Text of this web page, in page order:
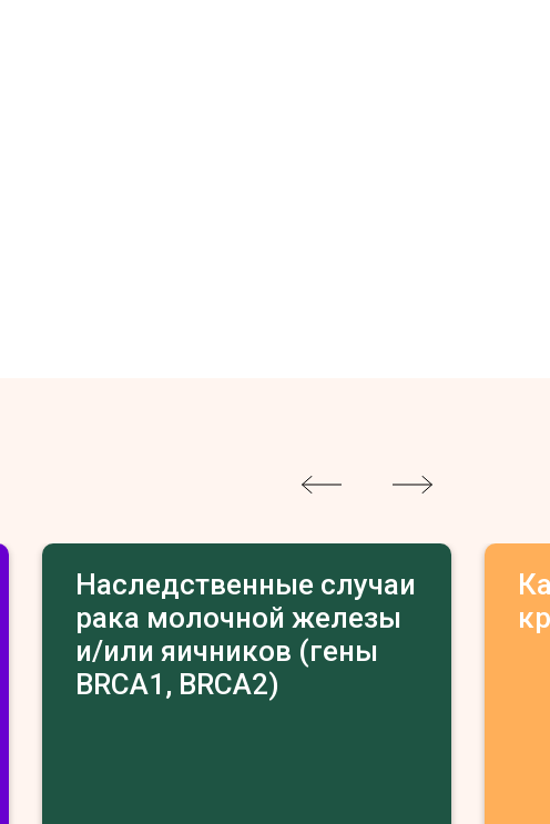
Наследственные случаи
рака молочной железы
и/или яичников (гены
BRCA1, BRCA2)